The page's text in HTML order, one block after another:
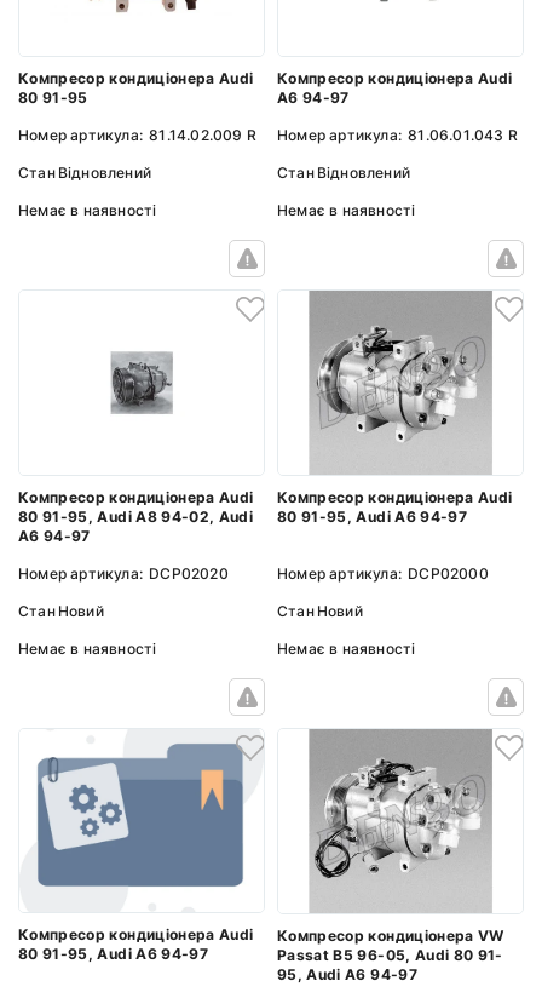
Компресор кондиціонера Audi
80 91-95
Номер артикула: 81.14.02.009 R
Стан Відновлений
Немає в наявності
Компресор кондиціонера Audi
A6 94-97
Номер артикула: 81.06.01.043 R
Стан Відновлений
Немає в наявності
Компресор кондиціонера Audi
80 91-95, Audi A8 94-02, Audi
A6 94-97
Номер артикула: DCP02020
Стан Новий
Немає в наявності
Компресор кондиціонера Audi
80 91-95, Audi A6 94-97
Номер артикула: DCP02000
Стан Новий
Немає в наявності
Компресор кондиціонера Audi
80 91-95, Audi A6 94-97
Компресор кондиціонера VW
Passat B5 96-05, Audi 80 91-
95, Audi A6 94-97